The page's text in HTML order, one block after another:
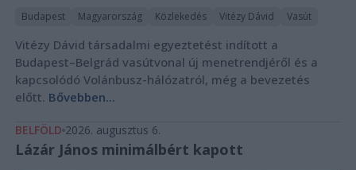
Budapest Magyarország Közlekedés Vitézy Dávid Vasút
Vitézy Dávid társadalmi egyeztetést indított a
Budapest–Belgrád vasútvonal új menetrendjéről és a
kapcsolódó Volánbusz-hálózatról, még a bevezetés
előtt. Bővebben...
BELFÖLD 2026. augusztus 6.
Lázár János minimálbért kapott